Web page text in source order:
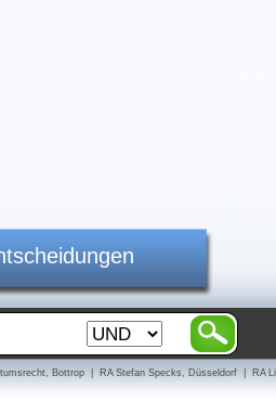
Bottrop | RA Stefan Specks, Düsseldorf | RA